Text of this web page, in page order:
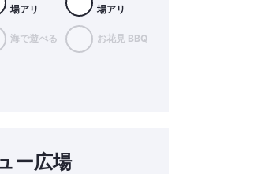
場アリ
場アリ
海で遊べる お花見 BBQ
ー広場